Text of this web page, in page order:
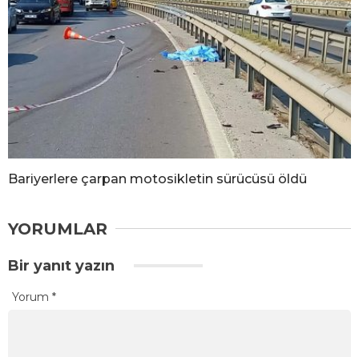
Bariyerlere çarpan motosikletin sürücüsü öldü
YORUMLAR
Bir yanıt yazın
Yorum *